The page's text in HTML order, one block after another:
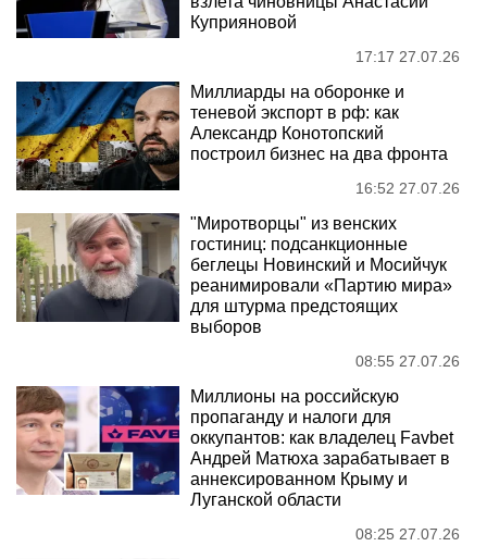
Куприяновой
17:17 27.07.26
Миллиарды на оборонке и
теневой экспорт в рф: как
Александр Конотопский
построил бизнес на два фронта
16:52 27.07.26
"Миротворцы" из венских
гостиниц: подсанкционные
беглецы Новинский и Мосийчук
реанимировали «Партию мира»
для штурма предстоящих
выборов
08:55 27.07.26
Миллионы на российскую
пропаганду и налоги для
оккупантов: как владелец Favbet
Андрей Матюха зарабатывает в
аннексированном Крыму и
Луганской области
08:25 27.07.26